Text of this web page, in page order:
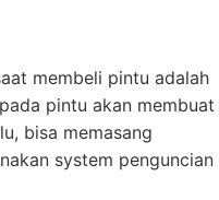
membeli pintu adalah
pintu akan membuat
bisa memasang
system penguncian